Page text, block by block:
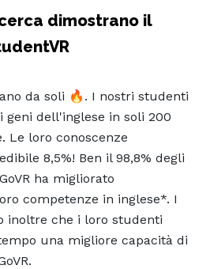
dimostrano il
da soli 🔥. I nostri studenti
geni dell'inglese in soli 200
Le loro conoscenze
8,5%! Ben il 98,8% degli
ha migliorato
competenze in inglese*. I
inoltre che i loro studenti
una migliore capacità di